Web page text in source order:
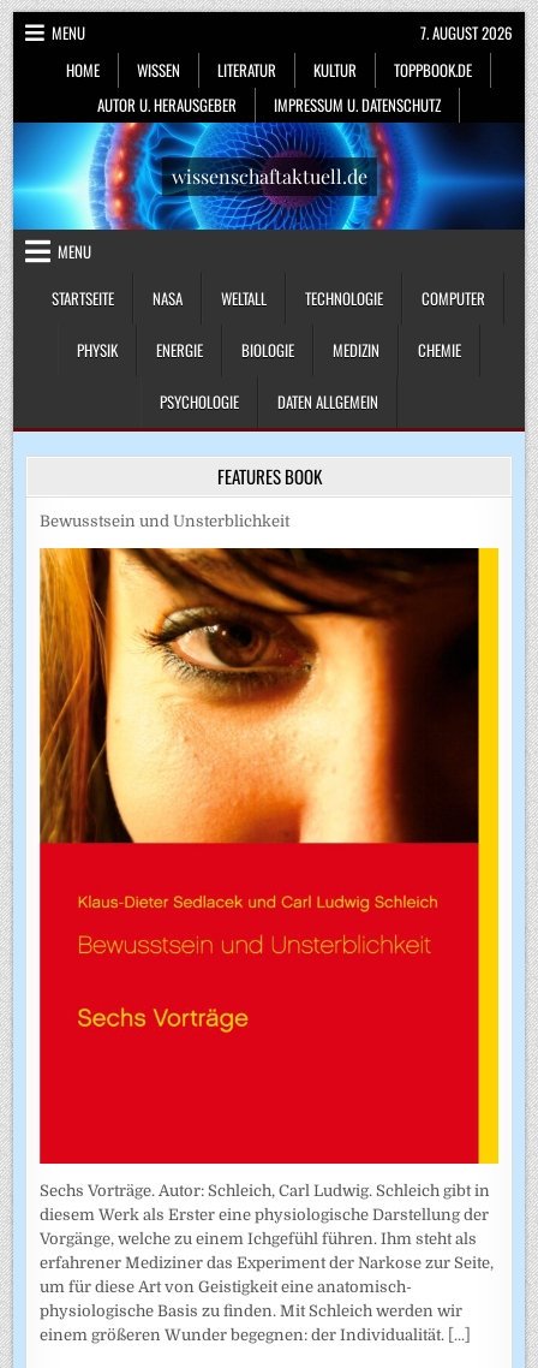
Skip
to
content
MENU
HOME
WISSEN LITERATUR KULTUR
TOPPBOOK.DE
AUTOR U. HERAUSGEBER
IMPRESSUM U. DATENSCHUTZ
7. AUGUST 2026
wissenschaftaktuell.de
MENU
STARTSEITE
NASA WELTALL TECHNOLOGIE COMPUTER
PHYSIK ENERGIE BIOLOGIE MEDIZIN CHEMIE
PSYCHOLOGIE DATEN ALLGEMEIN
FEATURES BOOK
Bewusstsein und Unsterblichkeit
Sechs Vorträge. Autor: Schleich, Carl Ludwig. Schleich gibt in
diesem Werk als Erster eine physiologische Darstellung der
Vorgänge, welche zu einem Ichgefühl führen. Ihm steht als
erfahrener Mediziner das Experiment der Narkose zur Seite,
um für diese Art von Geistigkeit eine anatomisch-
physiologische Basis zu finden. Mit Schleich werden wir
einem größeren Wunder begegnen: der Individualität. [...]